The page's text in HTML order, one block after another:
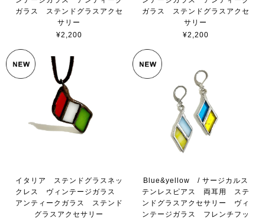
ガラス ステンドグラスアクセ
サリー
¥2,200
ガラス ステンドグラスアクセ
サリー
¥2,200
イタリア ステンドグラスネッ
クレス ヴィンテージガラス
アンティークガラス ステンド
グラスアクセサリー
Blue&yellow / サージカルス
テンレスピアス 両耳用 ステ
ンドグラスアクセサリー ヴィ
ンテージガラス フレンチフッ